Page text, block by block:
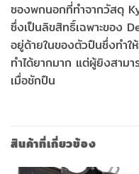
ซองพกนอกที่ทำจากวัสดุ
ซึ่งเป็นลิขสิทธิ์เฉพาะของ
อยู่ด้ายในของตัวปืนซึ่งทำใ
ทำได้ยากมาก แต่ผู้ยิงสาม
เมื่อชักปืน
สินค้าที่เกี่ยวข้อง